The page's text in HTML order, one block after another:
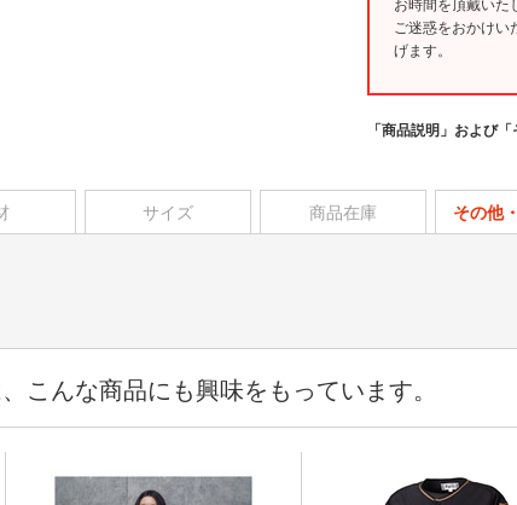
お時間を頂戴いた
ご迷惑をおかけい
げます。
「商品説明」および
サイズ 商品在庫 その他
こんな商品にも興味をもっています。